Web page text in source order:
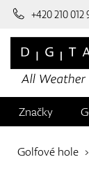
+420 210 012
Značky
Golfové hole